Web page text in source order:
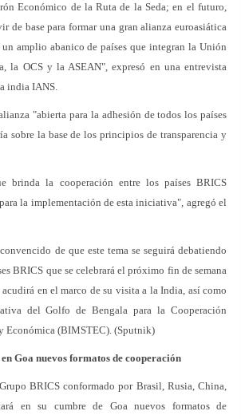
Económico de la Ruta de la Seda; en el futuro,
de base para formar una gran alianza euroasiática
amplio abanico de países que integran la Unión
la OCS y la ASEAN", expresó en una entrevista
india IANS.
"abierta para la adhesión de todos los países
sobre la base de los principios de transparencia y
brinda la cooperación entre los países BRICS
la implementación de esta iniciativa", agregó el
de que este tema se seguirá debatiendo
BRICS que se celebrará el próximo fin de semana
en el marco de su visita a la India, así como
del Golfo de Bengala para la Cooperación
Económica (BIMSTEC). (Sputnik)
Goa nuevos formatos de cooperación
BRICS conformado por Brasil, Rusia, China,
en su cumbre de Goa nuevos formatos de